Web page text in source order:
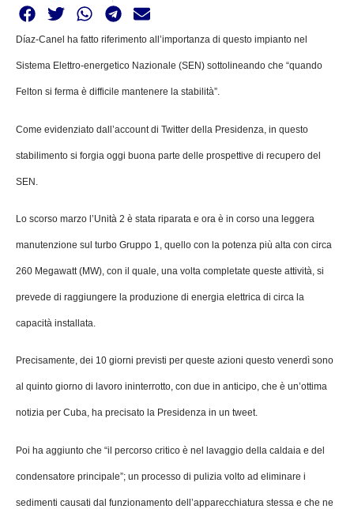
Díaz-Canel ha fatto riferimento all’importanza di questo impianto nel
Sistema Elettro-energetico Nazionale (SEN) sottolineando che “quando
Felton si ferma è difficile mantenere la stabilità”.
Come evidenziato dall’account di Twitter della Presidenza, in questo
stabilimento si forgia oggi buona parte delle prospettive di recupero del
SEN.
Lo scorso marzo l’Unità 2 è stata riparata e ora è in corso una leggera
manutenzione sul turbo Gruppo 1, quello con la potenza più alta con circa
260 Megawatt (MW), con il quale, una volta completate queste attività, si
prevede di raggiungere la produzione di energia elettrica di circa la
capacità installata.
Precisamente, dei 10 giorni previsti per queste azioni questo venerdì sono
al quinto giorno di lavoro ininterrotto, con due in anticipo, che è un’ottima
notizia per Cuba, ha precisato la Presidenza in un tweet.
Poi ha aggiunto che “il percorso critico è nel lavaggio della caldaia e del
condensatore principale”; un processo di pulizia volto ad eliminare i
sedimenti causati dal funzionamento dell’apparecchiatura stessa e che ne